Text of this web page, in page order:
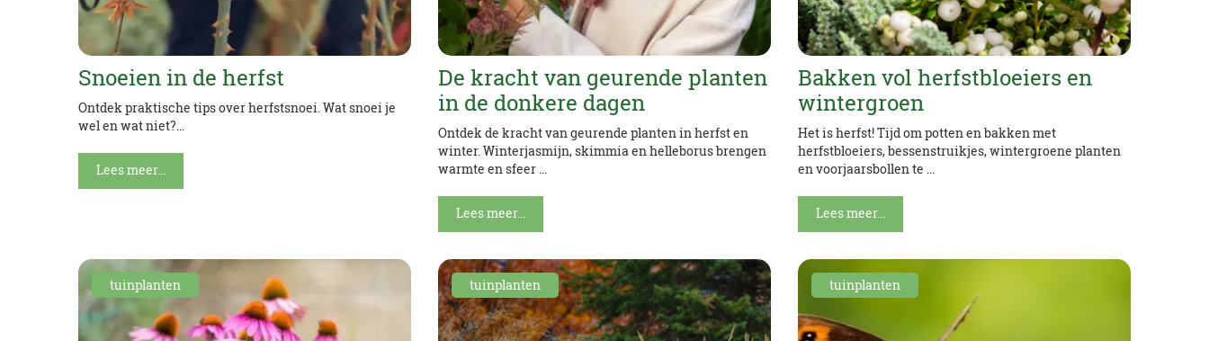
Snoeien in de herfst
Ontdek praktische tips over herfstsnoei. Wat snoei je
wel en wat niet?...
Lees meer...
De kracht van geurende planten
in de donkere dagen
Ontdek de kracht van geurende planten in herfst en
winter. Winterjasmijn, skimmia en helleborus brengen
warmte en sfeer ...
Lees meer...
Bakken vol herfstbloeiers en
wintergroen
Het is herfst! Tijd om potten en bakken met
herfstbloeiers, bessenstruikjes, wintergroene planten
en voorjaarsbollen te ...
Lees meer...
tuinplanten tuinplanten tuinplanten